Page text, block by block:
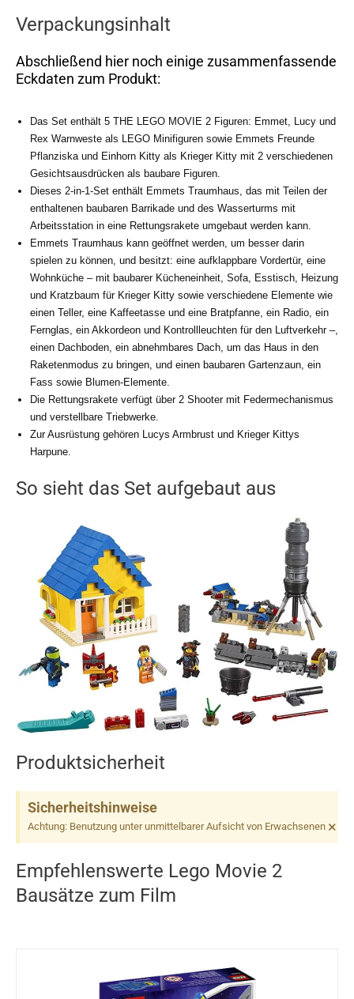
Verpackungsinhalt
Abschließend hier noch einige zusammenfassende
Eckdaten zum Produkt:
Das Set enthält 5 THE LEGO MOVIE 2 Figuren: Emmet, Lucy und
Rex Warnweste als LEGO Minifiguren sowie Emmets Freunde
Pflanziska und Einhorn Kitty als Krieger Kitty mit 2 verschiedenen
Gesichtsausdrücken als baubare Figuren.
Dieses 2-in-1-Set enthält Emmets Traumhaus, das mit Teilen der
enthaltenen baubaren Barrikade und des Wasserturms mit
Arbeitsstation in eine Rettungsrakete umgebaut werden kann.
Emmets Traumhaus kann geöffnet werden, um besser darin
spielen zu können, und besitzt: eine aufklappbare Vordertür, eine
Wohnküche – mit baubarer Kücheneinheit, Sofa, Esstisch, Heizung
und Kratzbaum für Krieger Kitty sowie verschiedene Elemente wie
einen Teller, eine Kaffeetasse und eine Bratpfanne, ein Radio, ein
Fernglas, ein Akkordeon und Kontrollleuchten für den Luftverkehr –,
einen Dachboden, ein abnehmbares Dach, um das Haus in den
Raketenmodus zu bringen, und einen baubaren Gartenzaun, ein
Fass sowie Blumen-Elemente.
Die Rettungsrakete verfügt über 2 Shooter mit Federmechanismus
und verstellbare Triebwerke.
Zur Ausrüstung gehören Lucys Armbrust und Krieger Kittys
Harpune.
So sieht das Set aufgebaut aus
Produktsicherheit
Sicherheitshinweise
Achtung: Benutzung unter unmittelbarer Aufsicht von Erwachsenen ×
Empfehlenswerte Lego Movie 2
Bausätze zum Film